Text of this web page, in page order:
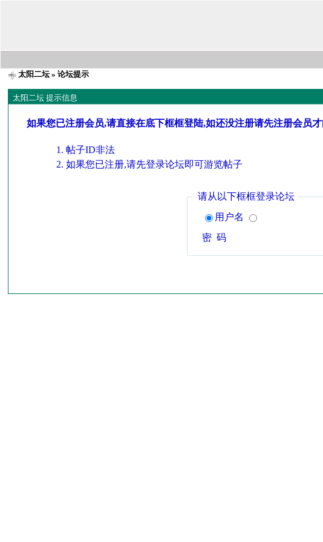
太阳二坛» 论坛提示
太阳二坛 提示信息
如果您已注册会员,请直接在底下框框登陆,如还没注册请先注册会员
帖子ID非法
如果您已注册,请先登录论坛即可游览帖子
请从以下框框登录论坛
用户名
密 码